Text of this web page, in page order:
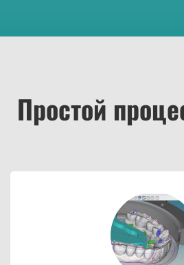
Простой